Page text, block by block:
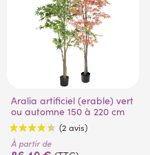
Aralia artificiel (erable) vert
ou automne 150 à 220 cm
À partir de